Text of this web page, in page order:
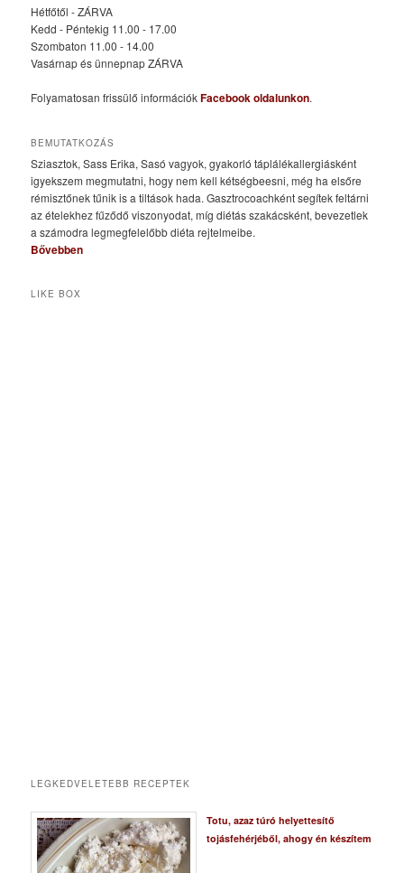
Hétfőtől - ZÁRVA
Kedd - Péntekig 11.00 - 17.00
Szombaton 11.00 - 14.00
Vasárnap és ünnepnap ZÁRVA
Folyamatosan frissülő információkFacebook oldalunkon.
BEMUTATKOZÁS
Sziasztok, Sass Erika, Sasó vagyok, gyakorló táplálékallergiásként
igyekszem megmutatni, hogy nem kell kétségbeesni, még ha elsőre
rémisztőnek tűnik is a tiltások hada. Gasztrocoachként segítek feltárni
az ételekhez fűződő viszonyodat, míg diétás szakácsként, bevezetlek
a számodra legmegfelelőbb diéta rejtelmeibe.
Bővebben
LIKE BOX
LEGKEDVELETEBB RECEPTEK
Totu, azaz túró helyettesítő
tojásfehérjéből, ahogy én készítem